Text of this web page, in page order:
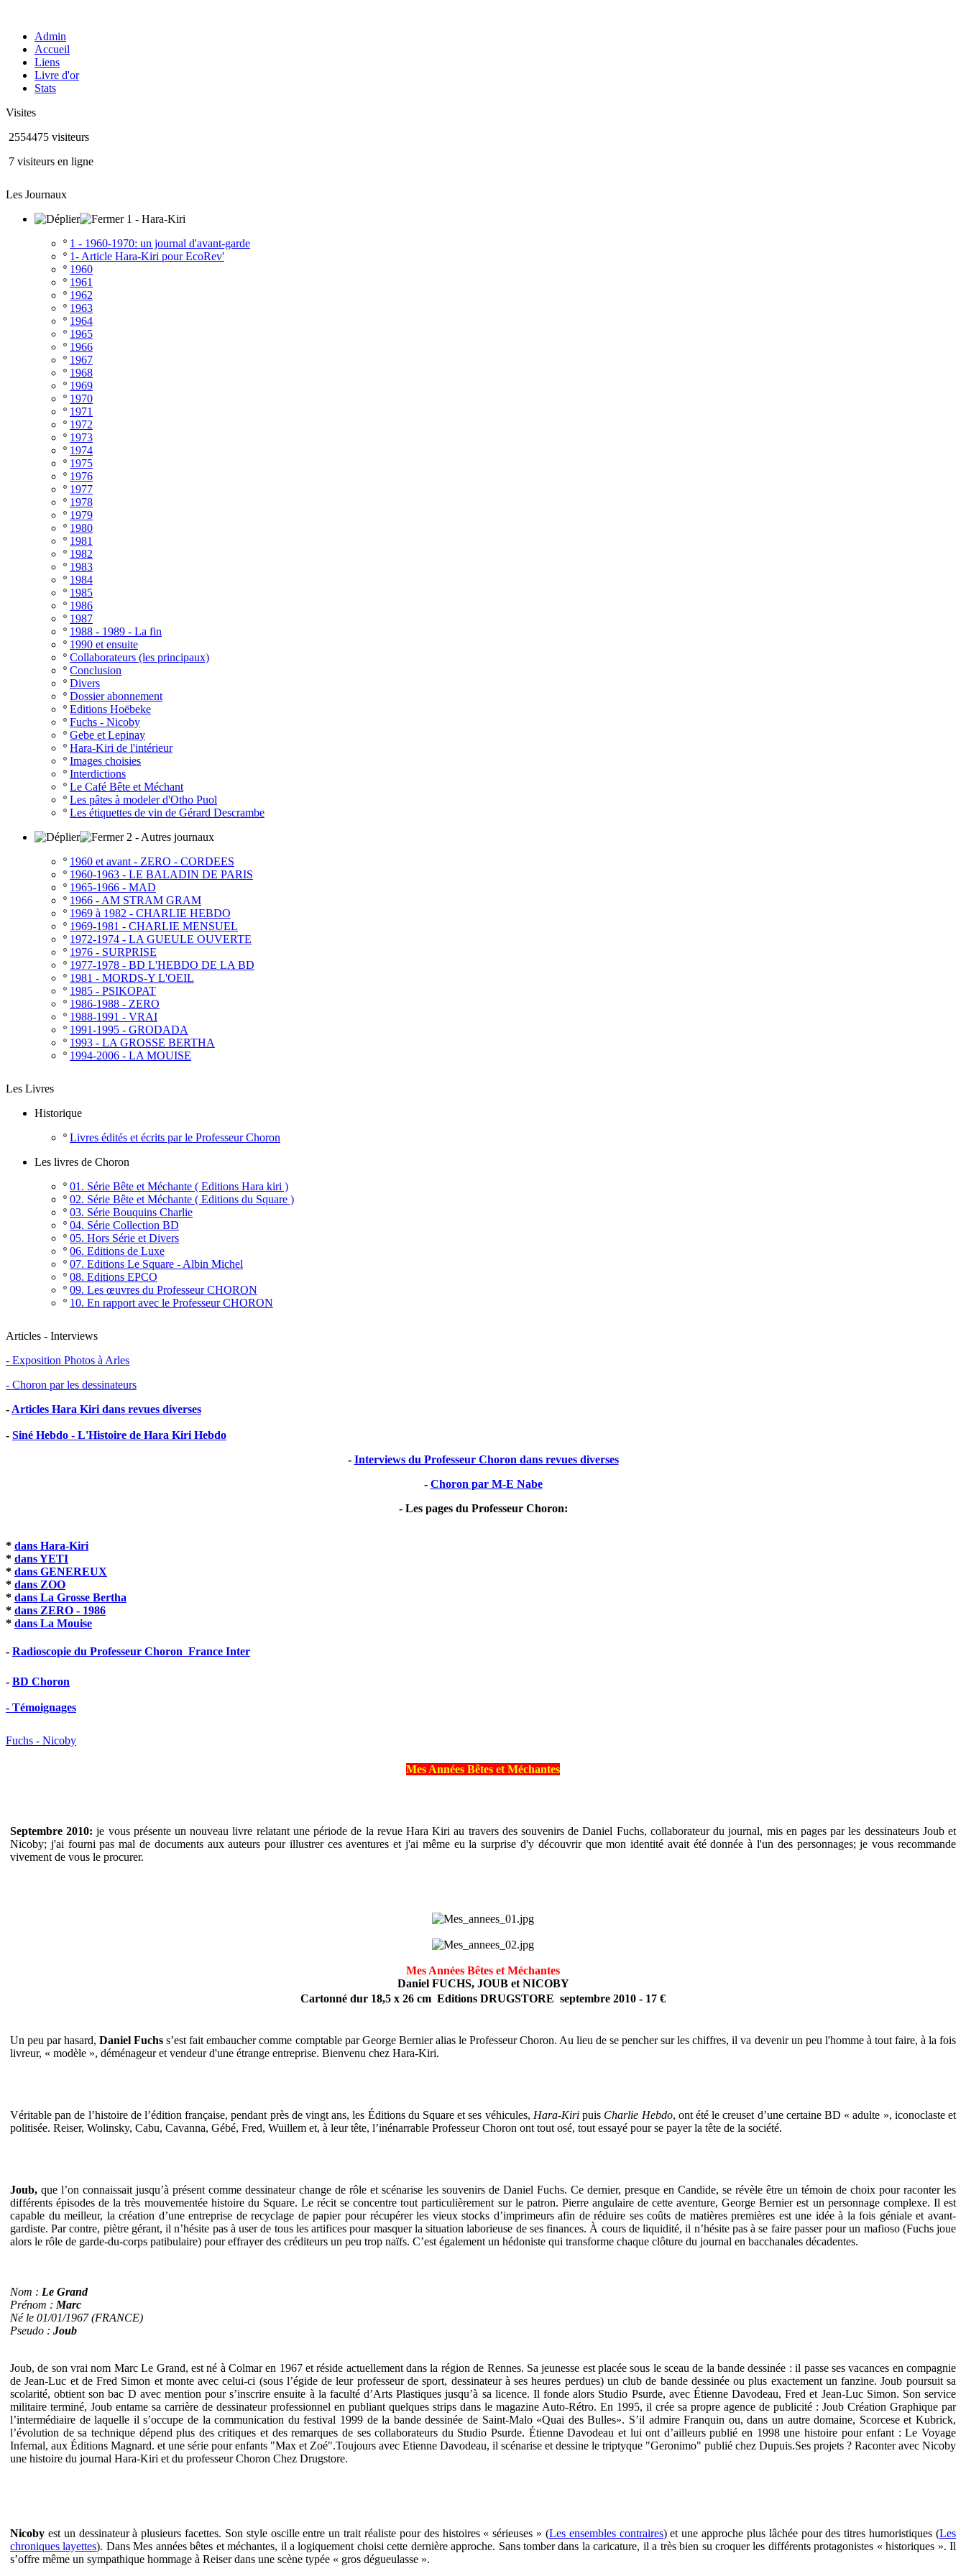
Admin
Accueil
Liens
Livre d'or
Stats
Visites
2554475 visiteurs
7 visiteurs en ligne
Les Journaux
1 - Hara-Kiri
º 1 - 1960-1970: un journal d'avant-garde
º 1- Article Hara-Kiri pour EcoRev'
º 1960
º 1961
º 1962
º 1963
º 1964
º 1965
º 1966
º 1967
º 1968
º 1969
º 1970
º 1971
º 1972
º 1973
º 1974
º 1975
º 1976
º 1977
º 1978
º 1979
º 1980
º 1981
º 1982
º 1983
º 1984
º 1985
º 1986
º 1987
º 1988 - 1989 - La fin
º 1990 et ensuite
º Collaborateurs (les principaux)
º Conclusion
º Divers
º Dossier abonnement
º Editions Hoëbeke
º Fuchs - Nicoby
º Gebe et Lepinay
º Hara-Kiri de l'intérieur
º Images choisies
º Interdictions
º Le Café Bête et Méchant
º Les pâtes à modeler d'Otho Puol
º Les étiquettes de vin de Gérard Descrambe
2 - Autres journaux
º 1960 et avant - ZERO - CORDEES
º 1960-1963 - LE BALADIN DE PARIS
º 1965-1966 - MAD
º 1966 - AM STRAM GRAM
º 1969 à 1982 - CHARLIE HEBDO
º 1969-1981 - CHARLIE MENSUEL
º 1972-1974 - LA GUEULE OUVERTE
º 1976 - SURPRISE
º 1977-1978 - BD L'HEBDO DE LA BD
º 1981 - MORDS-Y L'OEIL
º 1985 - PSIKOPAT
º 1986-1988 - ZERO
º 1988-1991 - VRAI
º 1991-1995 - GRODADA
º 1993 - LA GROSSE BERTHA
º 1994-2006 - LA MOUISE
Les Livres
Historique
º Livres édités et écrits par le Professeur Choron
Les livres de Choron
º 01. Série Bête et Méchante ( Editions Hara kiri )
º 02. Série Bête et Méchante ( Editions du Square )
º 03. Série Bouquins Charlie
º 04. Série Collection BD
º 05. Hors Série et Divers
º 06. Editions de Luxe
º 07. Editions Le Square - Albin Michel
º 08. Editions EPCO
º 09. Les œuvres du Professeur CHORON
º 10. En rapport avec le Professeur CHORON
Articles - Interviews
- Exposition Photos à Arles
- Choron par les dessinateurs
- Articles Hara Kiri dans revues diverses
- Siné Hebdo - L'Histoire de Hara Kiri Hebdo
- Interviews du Professeur Choron dans revues diverses
- Choron par M-E Nabe
- Les pages du Professeur Choron:
* dans Hara-Kiri
* dans YETI
* dans GENEREUX
* dans ZOO
* dans La Grosse Bertha
* dans ZERO - 1986
* dans La Mouise
- Radioscopie du Professeur Choron  France Inter
- BD Choron
- Témoignages
Fuchs - Nicoby
Mes Années Bêtes et Méchantes
Septembre 2010: je vous présente un nouveau livre relatant une période de la revue Hara Kiri au travers des souvenirs de Daniel Fuchs, collaborateur du journal, mis en pages par les dessinateurs Joub et
Nicoby; j'ai fourni pas mal de documents aux auteurs pour illustrer ces aventures et j'ai même eu la surprise d'y découvrir que mon identité avait été donnée à l'un des personnages; je vous recommande
vivement de vous le procurer.
Mes Années Bêtes et Méchantes
Daniel FUCHS, JOUB et NICOBY
Cartonné dur 18,5 x 26 cm  Editions DRUGSTORE  septembre 2010 - 17 €
Un peu par hasard,Daniel Fuchs s’est fait embaucher comme comptable par George Bernier alias le Professeur Choron. Au lieu de se pencher sur les chiffres, il va devenir un peu l'homme à tout faire, à la fois
livreur, « modèle », déménageur et vendeur d'une étrange entreprise. Bienvenu chez Hara-Kiri.
Véritable pan de l’histoire de l’édition française, pendant près de vingt ans, les Éditions du Square et ses véhicules, Hara-Kiripuis Charlie Hebdo, ont été le creuset d’une certaine BD « adulte », iconoclaste et
politisée. Reiser, Wolinsky, Cabu, Cavanna, Gébé, Fred, Wuillem et, à leur tête, l’inénarrable Professeur Choron ont tout osé, tout essayé pour se payer la tête de la société.
Joub, que l’on connaissait jusqu’à présent comme dessinateur change de rôle et scénarise les souvenirs de Daniel Fuchs. Ce dernier, presque en Candide, se révèle être un témoin de choix pour raconter les
différents épisodes de la très mouvementée histoire du Square. Le récit se concentre tout particulièrement sur le patron. Pierre angulaire de cette aventure, George Bernier est un personnage complexe. Il est
capable du meilleur, la création d’une entreprise de recyclage de papier pour récupérer les vieux stocks d’imprimeurs afin de réduire ses coûts de matières premières est une idée à la fois géniale et avant-
gardiste. Par contre, piètre gérant, il n’hésite pas à user de tous les artifices pour masquer la situation laborieuse de ses finances. À cours de liquidité, il n’hésite pas à se faire passer pour un mafioso (Fuchs joue
alors le rôle de garde-du-corps patibulaire) pour effrayer des créditeurs un peu trop naïfs. C’est également un hédoniste qui transforme chaque clôture du journal en bacchanales décadentes.
Nom : Le Grand
Prénom : Marc
Né le 01/01/1967 (FRANCE)
Pseudo : Joub
Joub, de son vrai nom Marc Le Grand, est né à Colmar en 1967 et réside actuellement dans la région de Rennes. Sa jeunesse est placée sous le sceau de la bande dessinée : il passe ses vacances en compagnie
de Jean-Luc et de Fred Simon et monte avec celui-ci (sous l’égide de leur professeur de sport, dessinateur à ses heures perdues) un club de bande dessinée ou plus exactement un fanzine. Joub poursuit sa
scolarité, obtient son bac D avec mention pour s’inscrire ensuite à la faculté d’Arts Plastiques jusqu’à sa licence. Il fonde alors Studio Psurde, avec Étienne Davodeau, Fred et Jean-Luc Simon. Son service
militaire terminé, Joub entame sa carrière de dessinateur professionnel en publiant quelques strips dans le magazine Auto-Rétro. En 1995, il crée sa propre agence de publicité : Joub Création Graphique par
l’intermédiaire de laquelle il s’occupe de la communication du festival 1999 de la bande dessinée de Saint-Malo «Quai des Bulles». S’il admire Franquin ou, dans un autre domaine, Scorcese et Kubrick,
l’évolution de sa technique dépend plus des critiques et des remarques de ses collaborateurs du Studio Psurde. Étienne Davodeau et lui ont d’ailleurs publié en 1998 une histoire pour enfant : Le Voyage
Infernal, aux Éditions Magnard. et une série pour enfants "Max et Zoé".Toujours avec Etienne Davodeau, il scénarise et dessine le triptyque "Geronimo" publié chez Dupuis.Ses projets ? Raconter avec Nicoby
une histoire du journal Hara-Kiri et du professeur Choron Chez Drugstore.
Nicoby est un dessinateur à plusieurs facettes. Son style oscille entre un trait réaliste pour des histoires « sérieuses » (Les ensembles contraires) et une approche plus lâchée pour des titres humoristiques (Les
chroniques layettes). Dans Mes années bêtes et méchantes, il a logiquement choisi cette dernière approche. Sans tomber dans la caricature, il a très bien su croquer les différents protagonistes « historiques ». Il
s’offre même un sympathique hommage à Reiser dans une scène typée « gros dégueulasse ».